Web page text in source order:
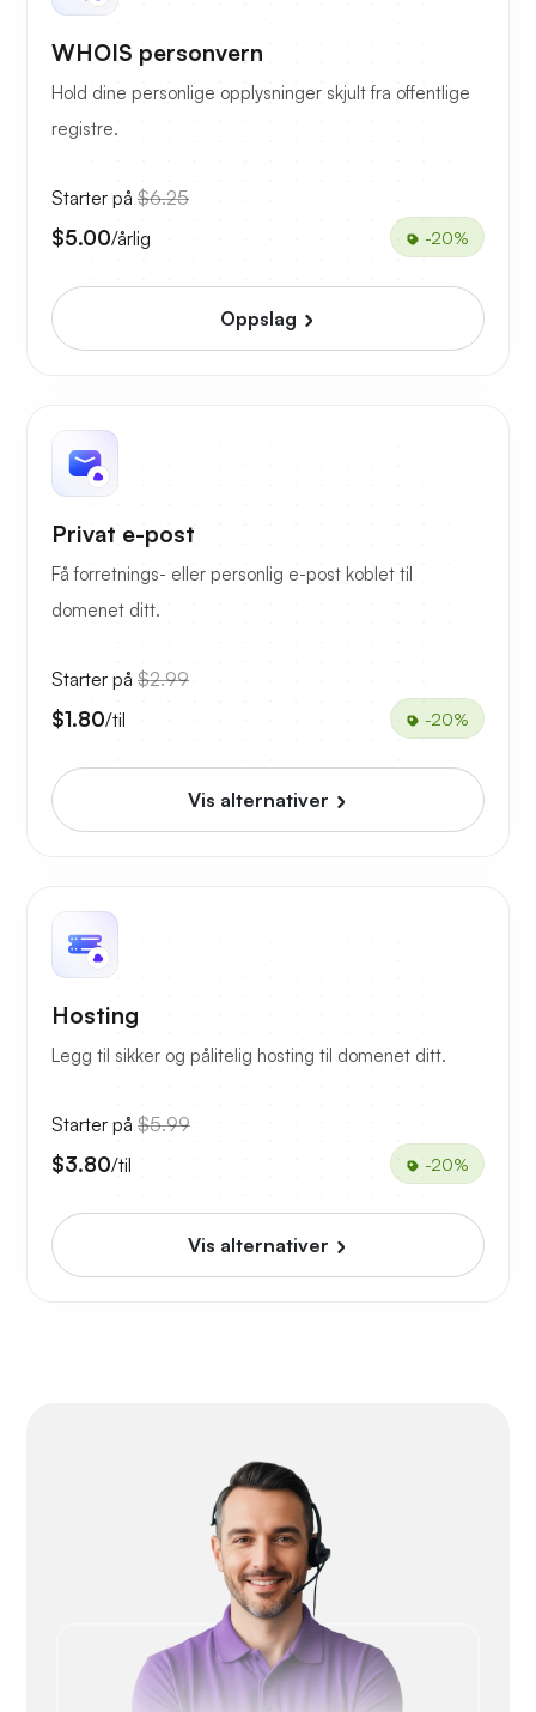
WHOIS personvern
Hold dine personlige opplysninger skjult fra offentlige
registre.
Starter på $6.25
$5.00/årlig -20%
Oppslag
Privat e-post
Få forretnings- eller personlig e-post koblet til
domenet ditt.
Starter på $2.99
$1.80/til -20%
Vis alternativer
Hosting
Legg til sikker og pålitelig hosting til domenet ditt.
Starter på $5.99
$3.80/til -20%
Vis alternativer